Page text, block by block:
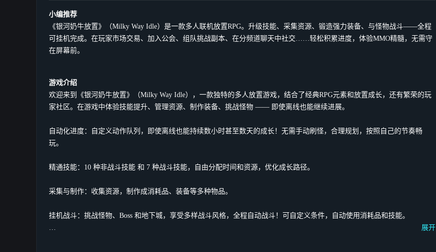
小编推荐
《银河奶牛放置》（Milky Way Idle）是一款多人联机放置RPG。升级技能、采集资源、锻造强力装备、与怪物战斗——全程
可挂机完成。在玩家市场交易、加入公会、组队挑战副本、在分频道聊天中社交……轻松积累进度，体验MMO精髓，无需守
在屏幕前。
游戏介绍
欢迎来到《银河奶牛放置》（Milky Way Idle），一款独特的多人放置游戏，结合了经典RPG元素和放置成长，还有繁荣的玩
家社区。在游戏中体验技能提升、管理资源、制作装备、挑战怪物 —— 即使离线也能继续进展。
自动化进度：自定义动作队列，即使离线也能持续数小时甚至数天的成长！无需手动刷怪，合理规划，按照自己的节奏畅
玩。
精通技能：10 种非战斗技能 和 7 种战斗技能，自由分配时间和资源，优化成长路径。
采集与制作：收集资源，制作成消耗品、装备等多种物品。
挂机战斗：挑战怪物、Boss 和地下城，享受多样战斗风格，全程自动战斗！可自定义条件，自动使用消耗品和技能。
展开